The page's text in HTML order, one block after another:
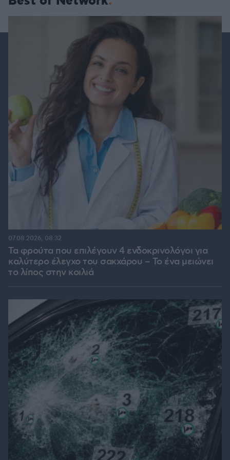
Τα φρούτα που επιλέγουν 4 ενδοκρινολόγοι για
καλύτερο έλεγχο του σακχάρου – Το ένα μειώνει
το λίπος στην κοιλιά
07.08.2026, 08:32